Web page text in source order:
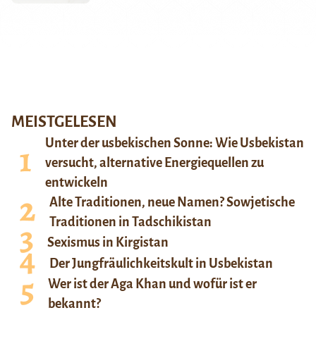
MEISTGELESEN
Unter der usbekischen Sonne: Wie Usbekistan
versucht, alternative Energiequellen zu
entwickeln
Alte Traditionen, neue Namen? Sowjetische
Traditionen in Tadschikistan
Sexismus in Kirgistan
Der Jungfräulichkeitskult in Usbekistan
Wer ist der Aga Khan und wofür ist er
bekannt?